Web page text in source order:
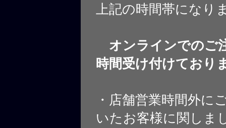
上記の時間帯になり
オンラインでのご
時間受け付けており
・店舗営業時間外に
いたお客様に関しま